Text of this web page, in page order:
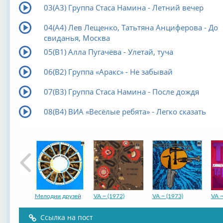
03(А3) Группа Стаса Намина - Летний вечер
04(А4) Лев Лещенко, Татьтяна Анциферова - До
свиданья, Москва
05(В1) Алла Пугачёва - Улетай, туча
06(В2) Группа «Аракс» - Не забывай
07(В3) Группа Стаса Намина - После дождя
08(В4) ВИА «Весёлые ребята» - Легко сказать
Мелодии друзей VA ~ (1972) VA ~ (1973) VA
Ссылка на пост